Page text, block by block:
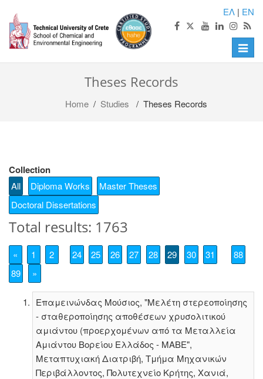
ΕΛ | EN
Toggle
Theses Records
Home/ Studies / Theses Records
Collection
All Diploma Works
Master Theses
Doctoral Dissertations
Total results: 1763
« 1 2 24 25 26 27 28 29 30 31
88
89
»
Επαμεινώνδας Μούσιος, "Μελέτη στερεοποίησης
- σταθεροποίησης αποθέσεων χρυσολιτικού
αμιάντου (προερχομένων από τα Μεταλλεία
Αμιάντου Βορείου Ελλάδος - ΜΑΒΕ",
Μεταπτυχιακή Διατριβή, Τμήμα Μηχανικών
Περιβάλλοντος, Πολυτεχνείο Κρήτης, Χανιά,